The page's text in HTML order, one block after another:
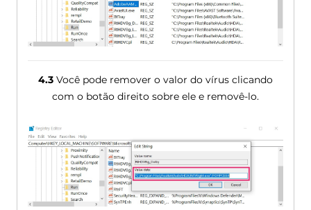
4.3Você pode remover o valor do vírus clicando
com o botão direito sobre ele e removê-lo.